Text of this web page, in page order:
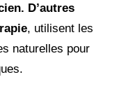
D’autres
, utilisent les
naturelles pour